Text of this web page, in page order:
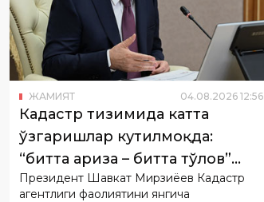
ЖАМИЯТ 08 2026 12 56
Кадастр тизимида катта
ўзгаришлар кутилмоқда:
“битта ариза – битта тўлов”
тамойили жорий этилади
Президент Шавкат Мирзиёев Кадастр
агентлиги фаолиятини янгича
ёндашувлар асосида ташкил этиш ҳамда
аҳоли ва тадбиркорларга кўрсатилаётган
хизматларни соддалаштириш бўйича
таклифлар тақдимоти билан танишди.